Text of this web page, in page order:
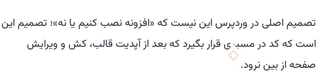
وردپرس این نیست که «افزونه نصب کنیم یا نه»؛ تصمیم این
مسیری قرار بگیرد که بعد از آپدیت قالب، کش و ویرایش
نرود.